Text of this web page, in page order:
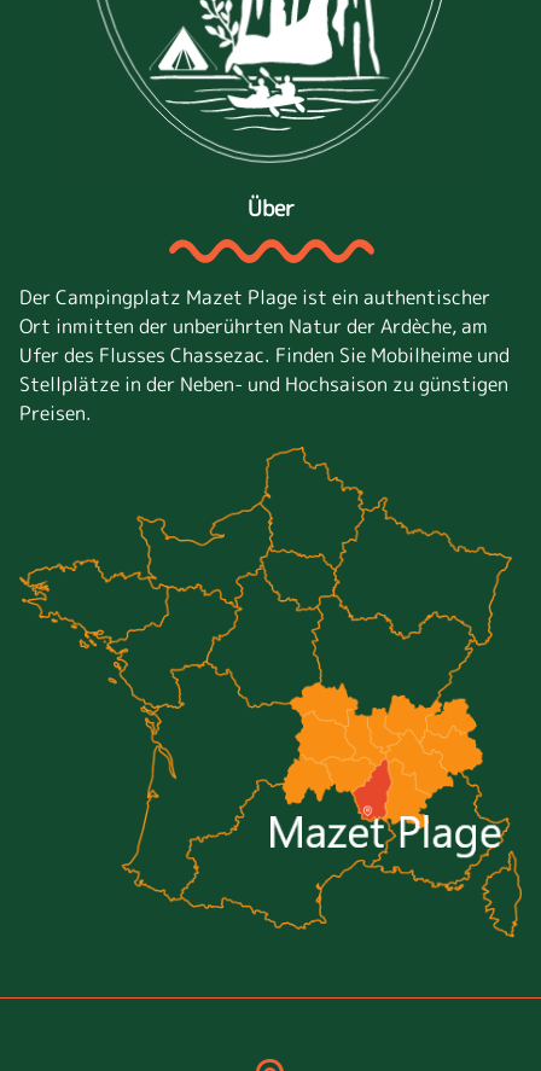
Über
Der Campingplatz Mazet Plage ist ein authentischer
Ort inmitten der unberührten Natur der Ardèche, am
Ufer des Flusses Chassezac. Finden Sie Mobilheime und
Stellplätze in der Neben- und Hochsaison zu günstigen
Preisen.